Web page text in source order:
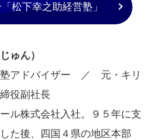
松下幸之助経営塾」
ん）
塾アドバイザー ／ 元・キリ
役副社長
ル株式会社入社。９５年に支
た後、四国４県の地区本部